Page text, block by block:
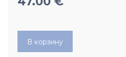
В корзину